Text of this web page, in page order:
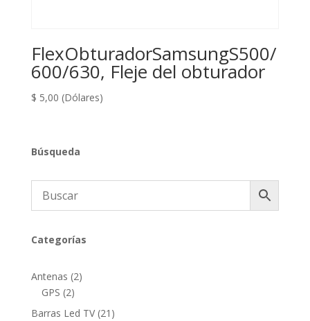
FlexObturadorSamsungS500/
600/630, Fleje del obturador
$ 5,00 (Dólares)
Búsqueda
Categorías
Antenas 22
GPS 22
productos
Barras Led TV 21 21